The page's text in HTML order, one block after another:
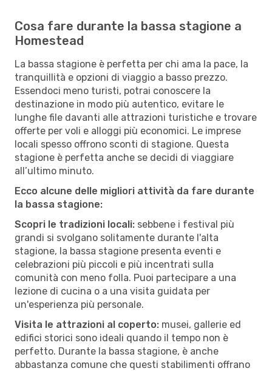
Cosa fare durante la bassa stagione a
Homestead
La bassa stagione è perfetta per chi ama la pace, la
tranquillità e opzioni di viaggio a basso prezzo.
Essendoci meno turisti, potrai conoscere la
destinazione in modo più autentico, evitare le
lunghe file davanti alle attrazioni turistiche e trovare
offerte per voli e alloggi più economici. Le imprese
locali spesso offrono sconti di stagione. Questa
stagione è perfetta anche se decidi di viaggiare
all’ultimo minuto.
Ecco alcune delle migliori attività da fare durante
la bassa stagione:
Scopri le tradizioni locali: sebbene i festival più
grandi si svolgano solitamente durante l'alta
stagione, la bassa stagione presenta eventi e
celebrazioni più piccoli e più incentrati sulla
comunità con meno folla. Puoi partecipare a una
lezione di cucina o a una visita guidata per
un'esperienza più personale.
Visita le attrazioni al coperto: musei, gallerie ed
edifici storici sono ideali quando il tempo non è
perfetto. Durante la bassa stagione, è anche
abbastanza comune che questi stabilimenti offrano